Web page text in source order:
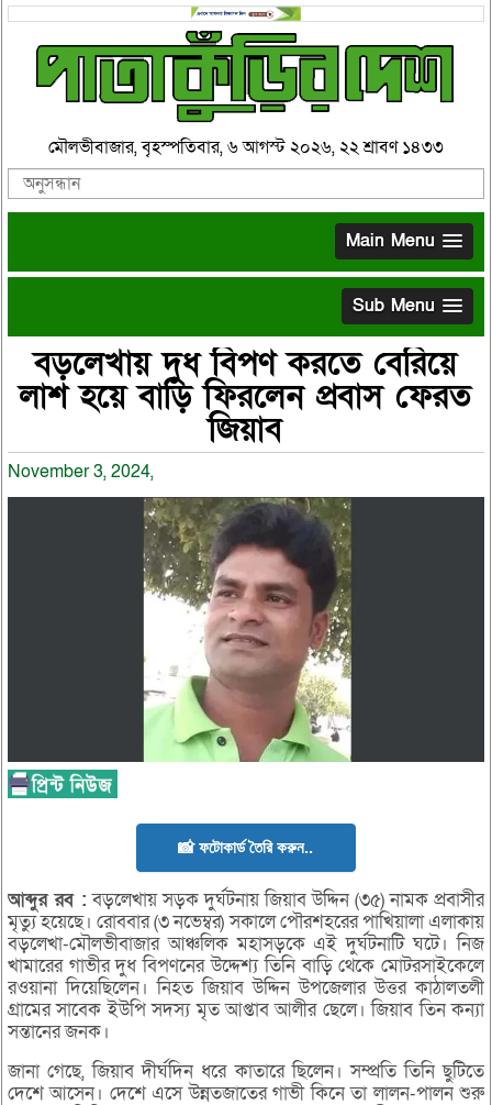
মৌলভীবাজার, বৃহস্পতিবার, ৬ আগস্ট ২০২৬, ২২ শ্রাবণ ১৪৩৩
Main Menu
Sub Menu
বড়লেখায় দুধ বিপণ করতে বেরিয়ে
লাশ হয়ে বাড়ি ফিরলেন প্রবাস ফেরত
জিয়াব
November 3, 2024,
📸 ফটোকার্ড তৈরি করুন..
আব্দুররব : বড়লেখায় সড়ক দুর্ঘটনায় জিয়াব উদ্দিন (৩৫) নামক প্রবাসীর
মৃত্যু হয়েছে। রোববার (৩ নভেম্বর) সকালে পৌরশহরের পাখিয়ালা এলাকায়
বড়লেখা-মৌলভীবাজার আঞ্চলিক মহাসড়কে এই দুর্ঘটনাটি ঘটে। নিজ
খামারের গাভীর দুধ বিপণনের উদ্দেশ্য তিনি বাড়ি থেকে মোটরসাইকেলে
রওয়ানা দিয়েছিলেন। নিহত জিয়াব উদ্দিন উপজেলার উত্তর কাঠালতলী
গ্রামের সাবেক ইউপি সদস্য মৃত আপ্তাব আলীর ছেলে। জিয়াব তিন কন্যা
সন্তানের জনক।
জানা গেছে, জিয়াব দীর্ঘদিন ধরে কাতারে ছিলেন। সম্প্রতি তিনি ছুটিতে
দেশে আসেন। দেশে এসে উন্নতজাতের গাভী কিনে তা লালন-পালন শুরু